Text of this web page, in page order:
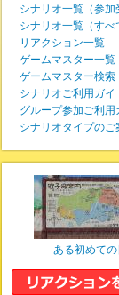
シナリオ一覧（参加
シナリオ一覧（すべ
リアクション一覧
ゲームマスター一覧
ゲームマスター検索
シナリオご利用ガイ
グループ参加ご利用
シナリオタイプのご
ある初めての